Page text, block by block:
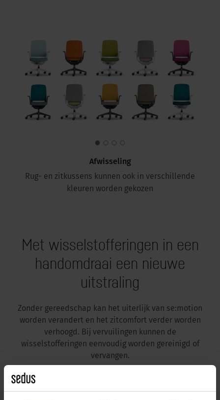
Afwisseling
Rug- en zitkussens kunnen ook in verschillende
kleuren worden gekozen
Met wisselstofferingen in een
handomdraai een nieuwe
uitstraling
Zonder gereedschap kan het uiterlijk van se:motion
worden verandert en het zitcomfort verder worden
verhoogd. Bij vervuilingen kunnen de
wisselstofferingen eenvoudig worden gereinigd of
vervangen.